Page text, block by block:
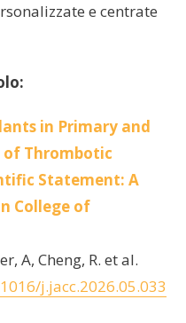
e centrate
in Primary and
of Thrombotic
Statement: A
College of
A, Cheng, R. et al.
j.jacc.2026.05.033